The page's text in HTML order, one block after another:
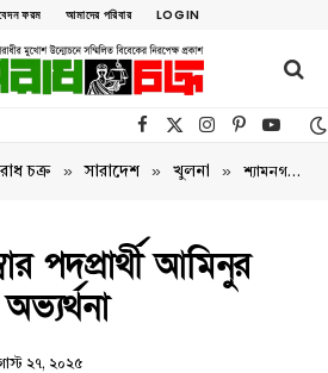
ফরম আমাদের পরিবার LOGIN
Facebook
X (Twitter)Instagram
Pinterest
চক্র » সারাদেশ » খুলনা » শ্যামনগরে মেম্বার পদপ্রার্থী আমিনুর রহমানকে উষ্ণ অভ্যর্থনা
পদপ্রার্থী আমিনুর
২৭, ২০২৫